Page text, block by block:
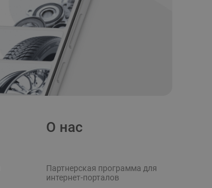
О нас
Партнерская программа для
интернет-порталов